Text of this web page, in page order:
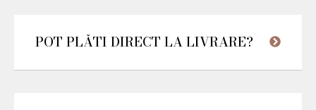
POT PLĂTI DIRECT LA LIVRARE?